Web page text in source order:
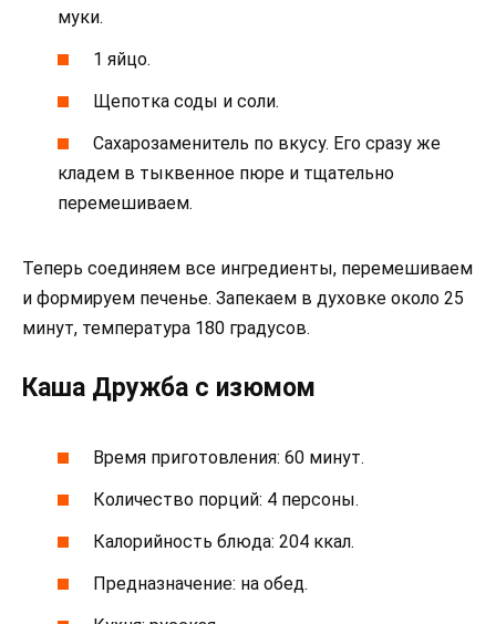
муки.
1 яйцо.
Щепотка соды и соли.
Сахарозаменитель по вкусу. Его сразу же
кладем в тыквенное пюре и тщательно
перемешиваем.
Теперь соединяем все ингредиенты, перемешиваем
и формируем печенье. Запекаем в духовке около 25
минут, температура 180 градусов.
Каша Дружба с изюмом
Время приготовления: 60 минут.
Количество порций: 4 персоны.
Калорийность блюда: 204 ккал.
Предназначение: на обед.